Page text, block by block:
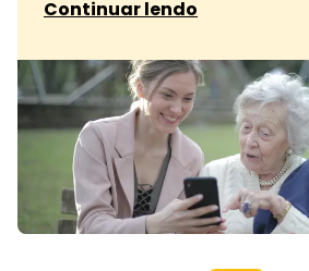
Continuar lendo